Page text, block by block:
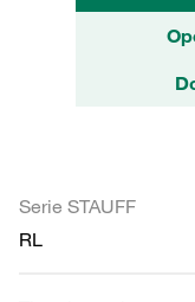
Serie STAUFF
RL